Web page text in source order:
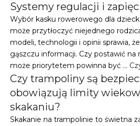
Systemy regulacji i
Wybór kasku rowerowego dla
może przytłoczyć niejednego
modeli, technologii i opinii sprawia,
gąszczu informacji. Czy postawić
może priorytetem powinna być …
Czy trampoliny są
obowiązują limity
skakaniu?
Skakanie na trampolinie to świetna